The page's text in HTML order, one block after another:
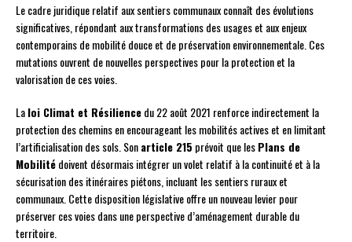
Le cadre juridique relatif aux sentiers communaux connaît des évolutions
significatives, répondant aux transformations des usages et aux enjeux
contemporains de mobilité douce et de préservation environnementale. Ces
mutations ouvrent de nouvelles perspectives pour la protection et la
valorisation de ces voies.
Laloi Climat et Résiliencedu 22 août 2021 renforce indirectement la
protection des chemins en encourageant les mobilités actives et en limitant
l’artificialisation des sols. Sonarticle 215 prévoit que lesPlans de
Mobilitédoivent désormais intégrer un volet relatif à la continuité et à la
sécurisation des itinéraires piétons, incluant les sentiers ruraux et
communaux. Cette disposition législative offre un nouveau levier pour
préserver ces voies dans une perspective d’aménagement durable du
territoire.